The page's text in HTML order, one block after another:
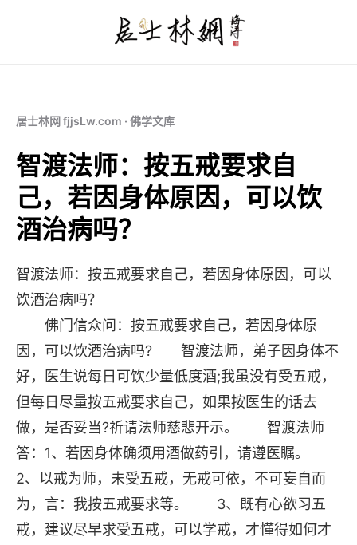
居士林网 fjjsLw.com · 佛学文库
智渡法师：按五戒要求自
己，若因身体原因，可以饮
酒治病吗？
智渡法师：按五戒要求自己，若因身体原因，可以
饮酒治病吗？
佛门信众问：按五戒要求自己，若因身体原
因，可以饮酒治病吗? 智渡法师，弟子因身体不
好，医生说每日可饮少量低度酒;我虽没有受五戒，
但每日尽量按五戒要求自己，如果按医生的话去
做，是否妥当?祈请法师慈悲开示。 智渡法师
答：1、若因身体确须用酒做药引，请遵医瞩。
2、以戒为师，未受五戒，无戒可依，不可妄自而
为，言：我按五戒要求等。 3、既有心欲习五
戒，建议尽早求受五戒，可以学戒，才懂得如何才